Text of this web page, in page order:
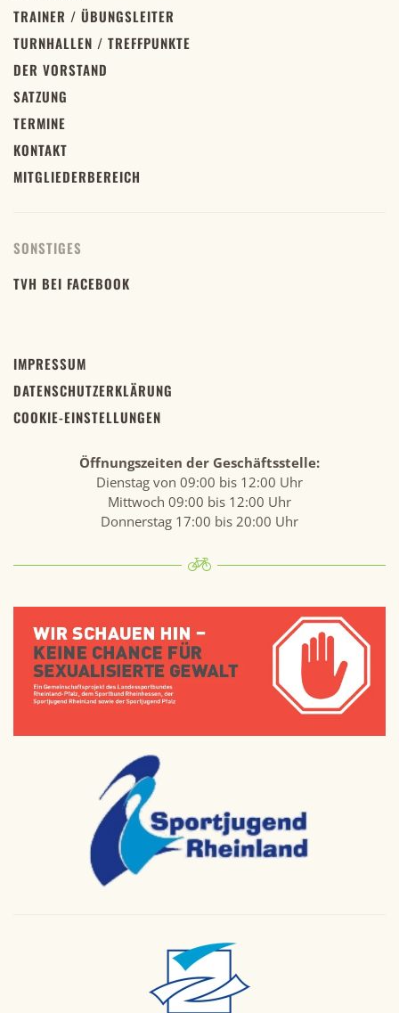
TRAINER / ÜBUNGSLEITER
TURNHALLEN / TREFFPUNKTE
DER VORSTAND
SATZUNG
TERMINE
KONTAKT
MITGLIEDERBEREICH
SONSTIGES
TVH BEI FACEBOOK
IMPRESSUM
DATENSCHUTZERKLÄRUNG
COOKIE-EINSTELLUNGEN
Öffnungszeiten der Geschäftsstelle:
Dienstag von 09:00 bis 12:00 Uhr
Mittwoch 09:00 bis 12:00 Uhr
Donnerstag 17:00 bis 20:00 Uhr